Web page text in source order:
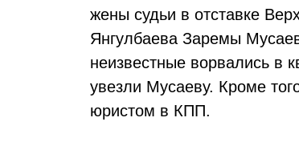
жены судьи в отставке
Янгулбаева Заремы
неизвестные ворвались в
увезли Мусаеву. Кроме
юристом в КПП.